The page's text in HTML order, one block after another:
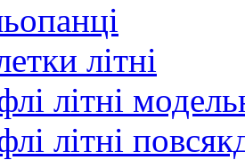
літні
літні
літні